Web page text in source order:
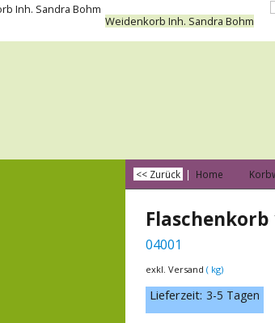
Weidenkorb Inh. Sandra Bohm
<< Zurück | Home
Flaschenkorb
04001
exkl. Versand kg
Lieferzeit: 3-5 Tagen